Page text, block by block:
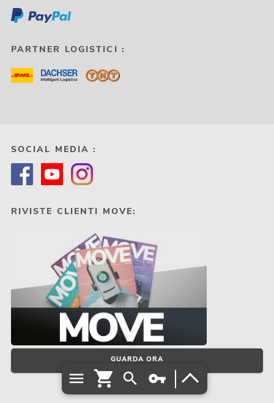
PARTNER LOGISTICI :
SOCIAL MEDIA :
RIVISTE CLIENTI MOVE:
GUARDA ORA